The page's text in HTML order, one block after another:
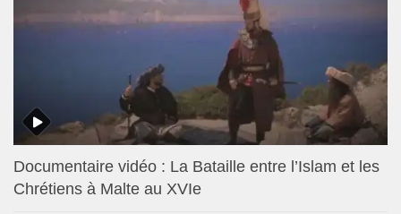
Documentaire vidéo : La Bataille entre l’Islam et les
Chrétiens à Malte au XVIe